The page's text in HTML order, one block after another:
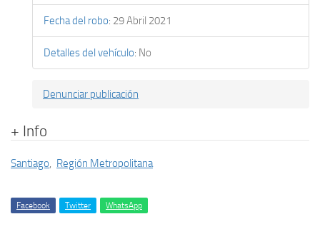
Fecha del robo: 29 Abril 2021
Detalles del vehículo: No
Denunciar publicación
+ Info
Santiago, Región Metropolitana
Facebook Twitter WhatsApp